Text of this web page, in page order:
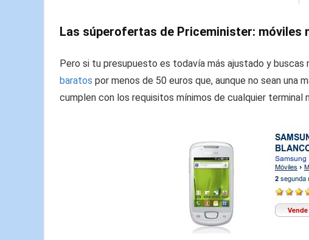
Las súperofertas de Priceminister: móviles
Pero si tu presupuesto es todavía más ajustado y
baratos por menos de 50 euros que, aunque no sean una
cumplen con los requisitos mínimos de cualquier terminal